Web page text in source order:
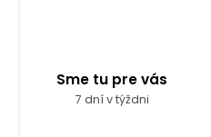
Sme tu pre vás
7 dní v týždni